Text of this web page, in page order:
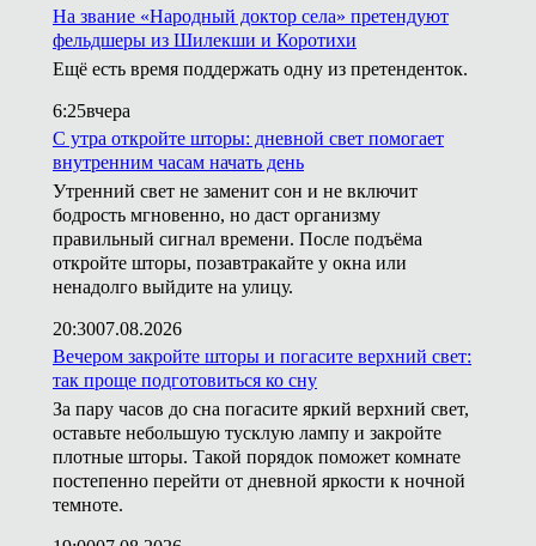
На звание «Народный доктор села» претендуют
фельдшеры из Шилекши и Коротихи
Ещё есть время поддержать одну из претенденток.
6:25вчера
С утра откройте шторы: дневной свет помогает
внутренним часам начать день
Утренний свет не заменит сон и не включит
бодрость мгновенно, но даст организму
правильный сигнал времени. После подъёма
откройте шторы, позавтракайте у окна или
ненадолго выйдите на улицу.
20:3007.08.2026
Вечером закройте шторы и погасите верхний свет:
так проще подготовиться ко сну
За пару часов до сна погасите яркий верхний свет,
оставьте небольшую тусклую лампу и закройте
плотные шторы. Такой порядок поможет комнате
постепенно перейти от дневной яркости к ночной
темноте.